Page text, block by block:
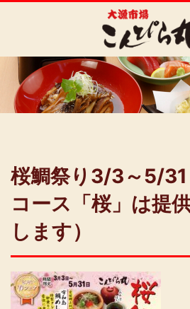
桜鯛祭り3/3～5/
コース「桜」は提
します）